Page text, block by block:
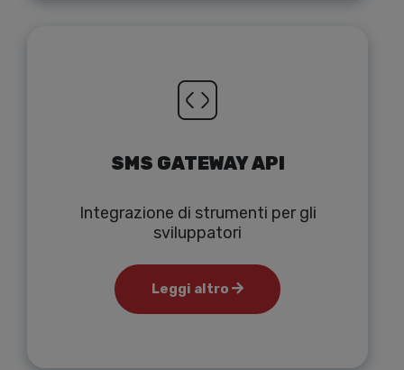
SMS GATEWAY API
Integrazione di strumenti per gli
sviluppatori
Leggi altro